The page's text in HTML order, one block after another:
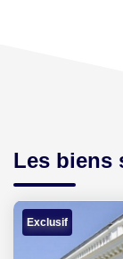
Les biens
Exclusif